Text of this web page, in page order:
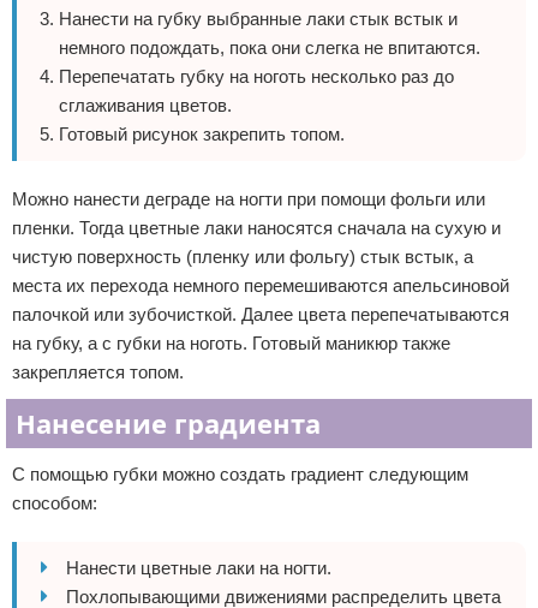
Нанести на губку выбранные лаки стык встык и
немного подождать, пока они слегка не впитаются.
Перепечатать губку на ноготь несколько раз до
сглаживания цветов.
Готовый рисунок закрепить топом.
Можно нанести деграде на ногти при помощи фольги или
пленки. Тогда цветные лаки наносятся сначала на сухую и
чистую поверхность (пленку или фольгу) стык встык, а
места их перехода немного перемешиваются апельсиновой
палочкой или зубочисткой. Далее цвета перепечатываются
на губку, а с губки на ноготь. Готовый маникюр также
закрепляется топом.
Нанесение градиента
С помощью губки можно создать градиент следующим
способом:
Нанести цветные лаки на ногти.
Похлопывающими движениями распределить цвета